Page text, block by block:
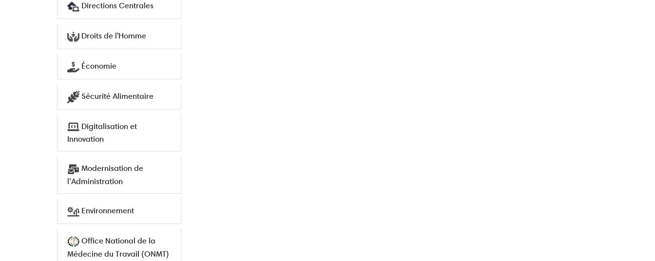
Directions Centrales
Droits de l'Homme
Économie
Sécurité Alimentaire
Digitalisation et
Innovation
Modernisation de
l’Administration
Environnement
Office National de la
Médecine du Travail (ONMT)